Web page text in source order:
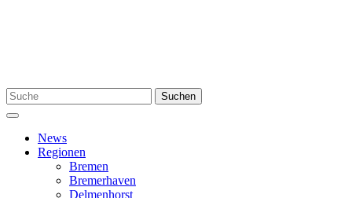
Suchen
nach:
Suchen
Menü
News
Regionen
Bremen
Bremerhaven
Delmenhorst